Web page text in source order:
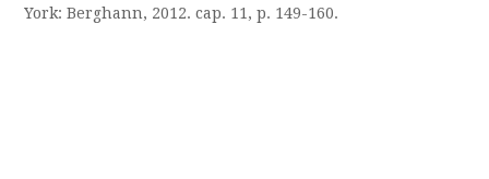
York: Berghann, 2012. cap. 11, p. 149-160.